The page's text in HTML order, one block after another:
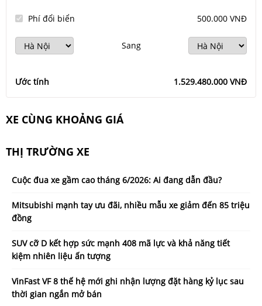
Phí đổi biển 500.000 VNĐ
Sang
Ước tính 1.529.480.000 VNĐ
XE CÙNG KHOẢNG GIÁ
THỊ TRƯỜNG XE
Cuộc đua xe gầm cao tháng 6/2026: Ai đang dẫn đầu?
Mitsubishi mạnh tay ưu đãi, nhiều mẫu xe giảm đến 85 triệu
đồng
SUV cỡ D kết hợp sức mạnh 408 mã lực và khả năng tiết
kiệm nhiên liệu ấn tượng
VinFast VF 8 thế hệ mới ghi nhận lượng đặt hàng kỷ lục sau
thời gian ngắn mở bán